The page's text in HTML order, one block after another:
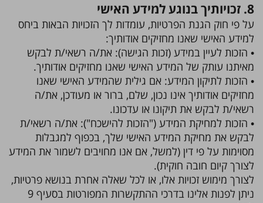
8. זכויותיך בנוגע למידע האישי
על פי חוק הגנת הפרטיות, עומדות לך הזכויות הבאות ביחס
למידע האישי שאנו מחזיקים אודותיך:
• הזכות לעיין במידע (זכות הגישה): את/ה רשאי/ת לבקש
מאיתנו עותק של המידע האישי שאנו מחזיקים אודותיך.
• הזכות לתיקון המידע: אם גילית שהמידע האישי שאנו
מחזיקים אודותיך אינו נכון, שלם, ברור או מעודכן, את/ה
רשאי/ת לבקש את תיקונו או עדכונו.
• הזכות למחיקת המידע ("הזכות להישכח"): את/ה רשאי/ת
לבקש את מחיקת המידע האישי שלך, בכפוף למגבלות
מסוימות על פי דין (למשל, אם אנו מחויבים לשמור את המידע
לצורך קיום חובה חוקית).
לצורך מימוש זכויות אלו, או לכל שאלה אחרת בנושא פרטיות,
ניתן לפנות אלינו בדרכי ההתקשרות המפורטות בסעיף 9